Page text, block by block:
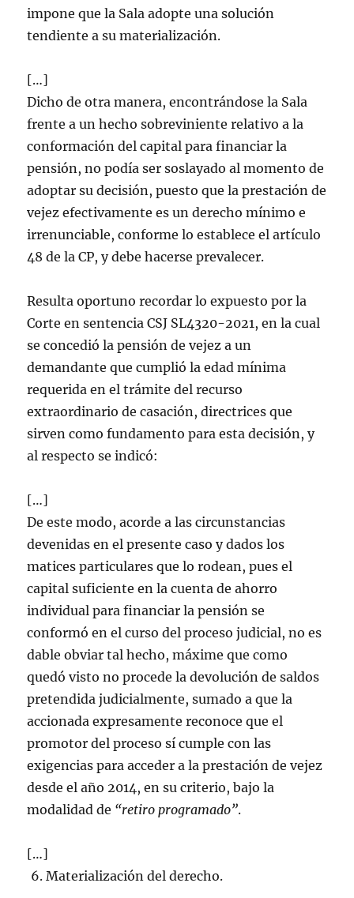
impone que la Sala adopte una solución
tendiente a su materialización.
[…]
Dicho de otra manera, encontrándose la Sala
frente a un hecho sobreviniente relativo a la
conformación del capital para financiar la
pensión, no podía ser soslayado al momento de
adoptar su decisión, puesto que la prestación de
vejez efectivamente es un derecho mínimo e
irrenunciable, conforme lo establece el artículo
48 de la CP, y debe hacerse prevalecer.
Resulta oportuno recordar lo expuesto por la
Corte en sentencia CSJ SL4320-2021, en la cual
se concedió la pensión de vejez a un
demandante que cumplió la edad mínima
requerida en el trámite del recurso
extraordinario de casación, directrices que
sirven como fundamento para esta decisión, y
al respecto se indicó:
[…]
De este modo, acorde a las circunstancias
devenidas en el presente caso y dados los
matices particulares que lo rodean, pues el
capital suficiente en la cuenta de ahorro
individual para financiar la pensión se
conformó en el curso del proceso judicial, no es
dable obviar tal hecho, máxime que como
quedó visto no procede la devolución de saldos
pretendida judicialmente, sumado a que la
accionada expresamente reconoce que el
promotor del proceso sí cumple con las
exigencias para acceder a la prestación de vejez
desde el año 2014, en su criterio, bajo la
modalidad de “retiro programado”.
[…]
Materialización del derecho.